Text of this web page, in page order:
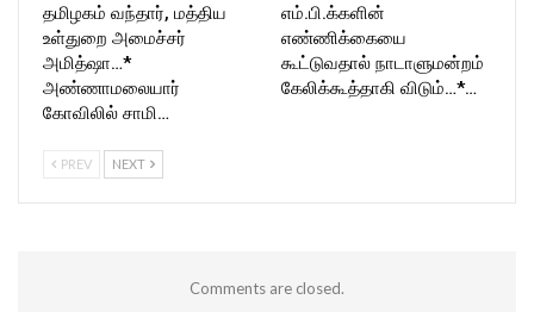
தமிழகம் வந்தார், மத்திய
உள்துறை அமைச்சர்
அமித்ஷா…*
அண்ணாமலையார்
கோவிலில் சாமி…
எம்.பி.க்களின்
எண்ணிக்கையை
கூட்டுவதால் நாடாளுமன்றம்
கேலிக்கூத்தாகி விடும்…*…
PREV NEXT
Comments are closed.